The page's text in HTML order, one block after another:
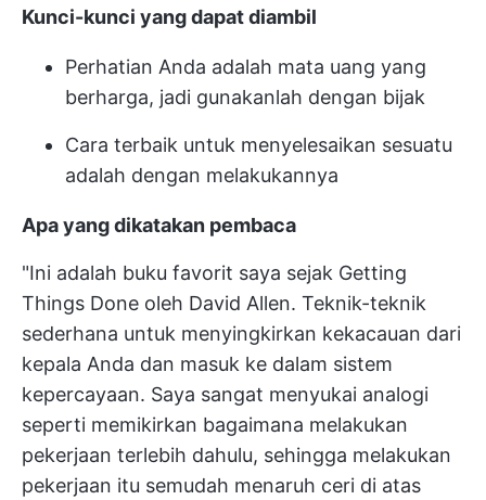
Kunci-kunci yang dapat diambil
Perhatian Anda adalah mata uang yang
berharga, jadi gunakanlah dengan bijak
Cara terbaik untuk menyelesaikan sesuatu
adalah dengan melakukannya
Apa yang dikatakan pembaca
"Ini adalah buku favorit saya sejak Getting
Things Done oleh David Allen. Teknik-teknik
sederhana untuk menyingkirkan kekacauan dari
kepala Anda dan masuk ke dalam sistem
kepercayaan. Saya sangat menyukai analogi
seperti memikirkan bagaimana melakukan
pekerjaan terlebih dahulu, sehingga melakukan
pekerjaan itu semudah menaruh ceri di atas